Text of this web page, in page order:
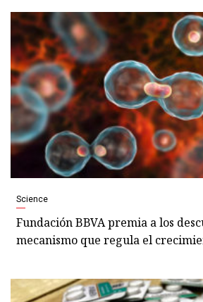
Science
Fundación BBVA premia a los
mecanismo que regula el